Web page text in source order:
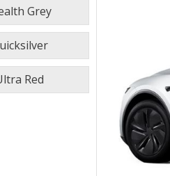
Grey
Red